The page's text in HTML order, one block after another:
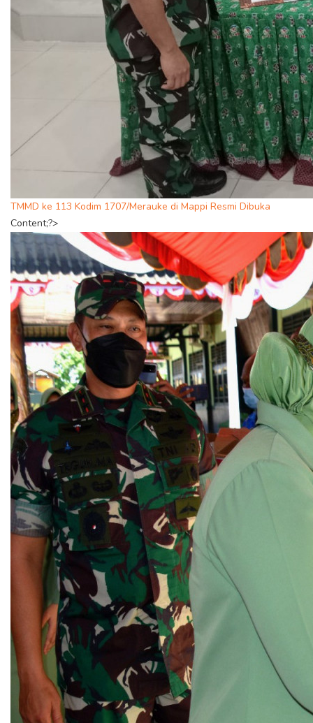
TMMD ke 113 Kodim 1707/Merauke di Mappi Resmi Dibuka
Content;?>